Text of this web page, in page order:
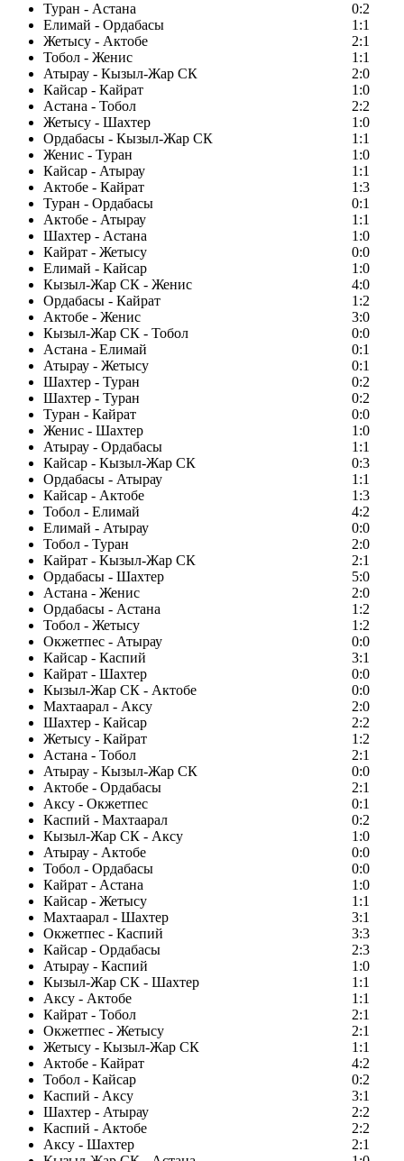
Туран - Астана
0:2
Елимай - Ордабасы
1:1
Жетысу - Актобе
2:1
Тобол - Женис
1:1
Атырау - Кызыл-Жар СК
2:0
Кайсар - Кайрат
1:0
Астана - Тобол
2:2
Жетысу - Шахтер
1:0
Ордабасы - Кызыл-Жар СК
1:1
Женис - Туран
1:0
Кайсар - Атырау
1:1
Актобе - Кайрат
1:3
Туран - Ордабасы
0:1
Актобе - Атырау
1:1
Шахтер - Астана
1:0
Кайрат - Жетысу
0:0
Елимай - Кайсар
1:0
Кызыл-Жар СК - Женис
4:0
Ордабасы - Кайрат
1:2
Актобе - Женис
3:0
Кызыл-Жар СК - Тобол
0:0
Астана - Елимай
0:1
Атырау - Жетысу
0:1
Шахтер - Туран
0:2
Шахтер - Туран
0:2
Туран - Кайрат
0:0
Женис - Шахтер
1:0
Атырау - Ордабасы
1:1
Кайсар - Кызыл-Жар СК
0:3
Ордабасы - Атырау
1:1
Кайсар - Актобе
1:3
Тобол - Елимай
4:2
Елимай - Атырау
0:0
Тобол - Туран
2:0
Кайрат - Кызыл-Жар СК
2:1
Ордабасы - Шахтер
5:0
Астана - Женис
2:0
Ордабасы - Астана
1:2
Тобол - Жетысу
1:2
Окжетпес - Атырау
0:0
Кайсар - Каспий
3:1
Кайрат - Шахтер
0:0
Кызыл-Жар СК - Актобе
0:0
Махтаарал - Аксу
2:0
Шахтер - Кайсар
2:2
Жетысу - Кайрат
1:2
Астана - Тобол
2:1
Атырау - Кызыл-Жар СК
0:0
Актобе - Ордабасы
2:1
Аксу - Окжетпес
0:1
Каспий - Махтаарал
0:2
Кызыл-Жар СК - Аксу
1:0
Атырау - Актобе
0:0
Тобол - Ордабасы
0:0
Кайрат - Астана
1:0
Кайсар - Жетысу
1:1
Махтаарал - Шахтер
3:1
Окжетпес - Каспий
3:3
Кайсар - Ордабасы
2:3
Атырау - Каспий
1:0
Кызыл-Жар СК - Шахтер
1:1
Аксу - Актобе
1:1
Кайрат - Тобол
2:1
Окжетпес - Жетысу
2:1
Жетысу - Кызыл-Жар СК
1:1
Актобе - Кайрат
4:2
Тобол - Кайсар
0:2
Каспий - Аксу
3:1
Шахтер - Атырау
2:2
Каспий - Актобе
2:2
Аксу - Шахтер
2:1